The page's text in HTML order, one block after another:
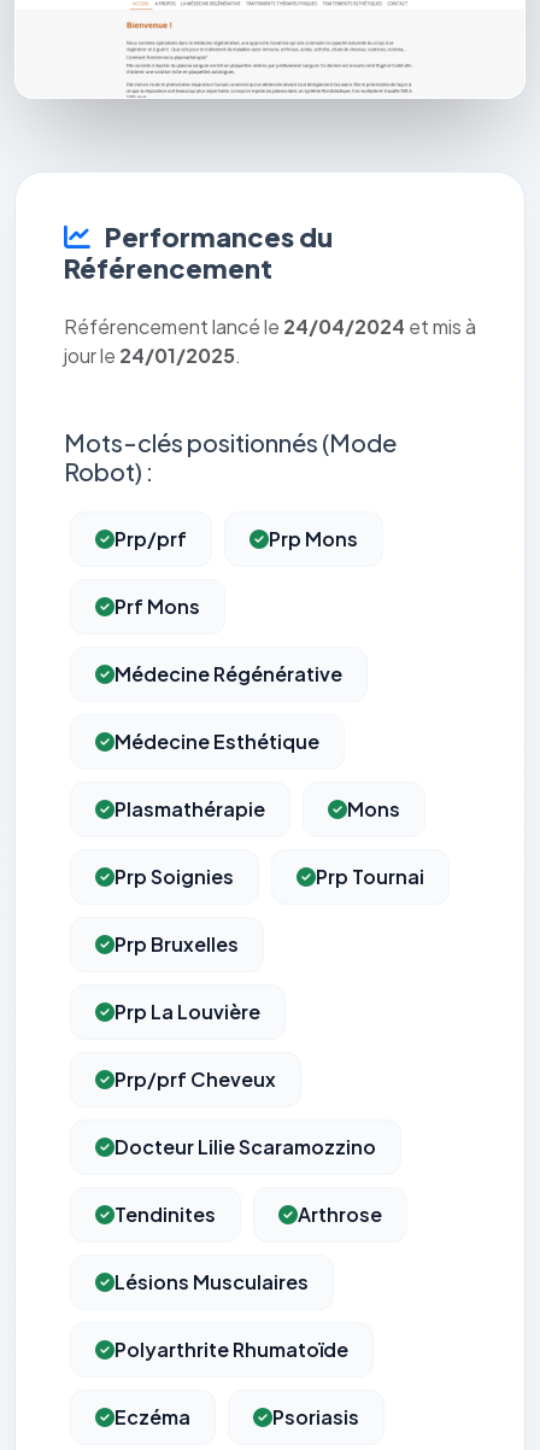
Performances du
Référencement
Référencement lancé le 24/04/2024 et mis à
jour le 24/01/2025.
Mots-clés positionnés (Mode
Robot) :
Prp/prf Prp Mons
Prf Mons
Médecine Régénérative
Médecine Esthétique
Plasmathérapie Mons
Prp Soignies Prp Tournai
Prp Bruxelles
Prp La Louvière
Prp/prf Cheveux
Docteur Lilie Scaramozzino
Tendinites Arthrose
Lésions Musculaires
Polyarthrite Rhumatoïde
Eczéma Psoriasis